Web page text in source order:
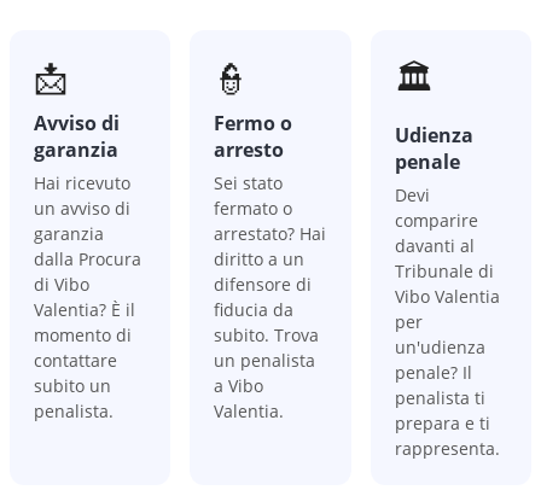
📩
Avviso di
garanzia
Hai ricevuto
un avviso di
garanzia
dalla Procura
di Vibo
Valentia? È il
momento di
contattare
subito un
penalista.
👮
Fermo o
arresto
Sei stato
fermato o
arrestato? Hai
diritto a un
difensore di
fiducia da
subito. Trova
un penalista
a Vibo
Valentia.
🏛️
Udienza
penale
Devi
comparire
davanti al
Tribunale di
Vibo Valentia
per
un'udienza
penale? Il
penalista ti
prepara e ti
rappresenta.